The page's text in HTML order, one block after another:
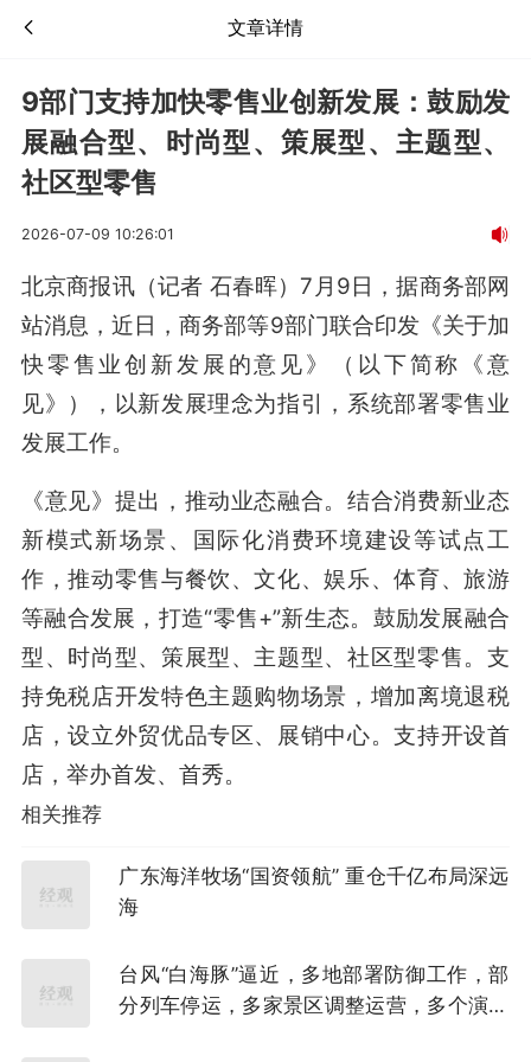
文章详情
9部门支持加快零售业创新发展：鼓励发
展融合型、时尚型、策展型、主题型、
社区型零售
2026-07-09 10:26:01
北京商报讯（记者 石春晖）7月9日，据商务部网
站消息，近日，商务部等9部门联合印发《关于加
快零售业创新发展的意见》（以下简称《意
见》），以新发展理念为指引，系统部署零售业
发展工作。
《意见》提出，推动业态融合。结合消费新业态
新模式新场景、国际化消费环境建设等试点工
作，推动零售与餐饮、文化、娱乐、体育、旅游
等融合发展，打造“零售+”新生态。鼓励发展融合
型、时尚型、策展型、主题型、社区型零售。支
持免税店开发特色主题购物场景，增加离境退税
店，设立外贸优品专区、展销中心。支持开设首
店，举办首发、首秀。
相关推荐
广东海洋牧场“国资领航” 重仓千亿布局深远
海
台风“白海豚”逼近，多地部署防御工作，部
分列车停运，多家景区调整运营，多个演唱